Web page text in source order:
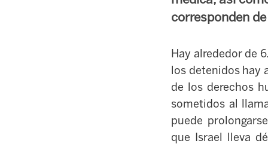
corresponden
Hay alrededor de
los detenidos hay
de los derechos
sometidos al
puede
que Israel lleva